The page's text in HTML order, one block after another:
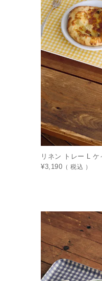
リネン トレー L ケ
¥3,190 税込